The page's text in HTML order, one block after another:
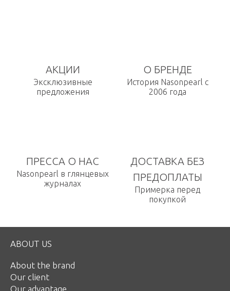
АКЦИИ
Эксклюзивные
предложения
О БРЕНДЕ
История Nasonpearl с
2006 года
ПРЕССА О НАС
Nasonpearl в глянцевых
журналах
ДОСТАВКА БЕЗ
ПРЕДОПЛАТЫ
Примерка перед
покупкой
ABOUT US
About the brand
Our client
Our advantage